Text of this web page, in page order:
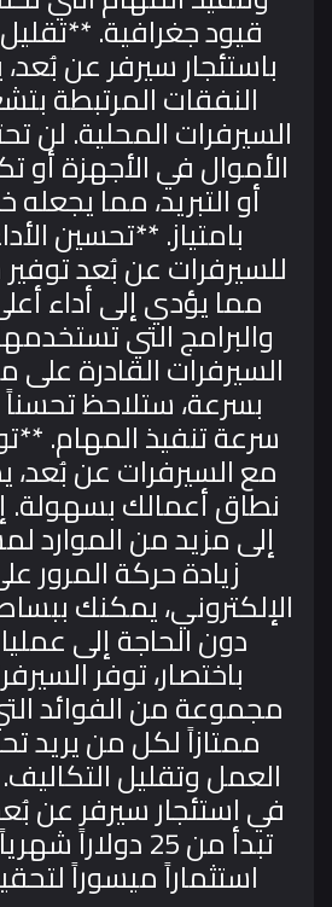
قيود جغرافية.
باستئجار سيرفر عن
النفقات المرتبطة
السيرفرات المحلية. لن
الأموال في الأجهزة أو
أو التبريد، مما يجعله
بامتياز.**تحسين
للسيرفرات عن بُعد
مما يؤدي إلى أداء
والبرامج التي
السيرفرات القادرة على
بسرعة، ستلاحظ
سرعة تنفيذ المهام.
مع السيرفرات عن
نطاق أعمالك بسهولة.
إلى مزيد من الموارد
زيادة حركة
الإلكتروني، يمكنك
دون الحاجة إلى
باختصار، توفر
مجموعة من الفوائد
ممتازاً لكل من يريد
العمل وتقليل
في استئجار سيرفر عن
تبدأ من 25
استثماراً ميسوراً